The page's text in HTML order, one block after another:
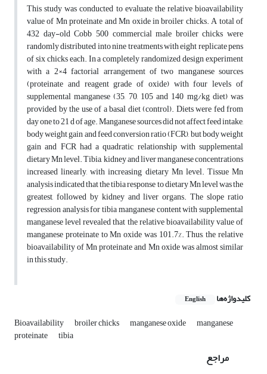
This study was conducted to evaluate the relative bioavailability
value of Mn proteinate and Mn oxide in broiler chicks. A total of
432 day-old Cobb 500 commercial male broiler chicks were
randomly distributed into nine treatments with eight replicate pens
of six chicks each. In a completely randomized design experiment
with a 2×4 factorial arrangement of two manganese sources
(proteinate and reagent grade of oxide) with four levels of
supplemental manganese (35, 70, 105 and 140 mg/kg diet) was
provided by the use of a basal diet (control). Diets were fed from
day one to 21 d of age. Manganese sources did not affect feed intake,
body weight gain and feed conversion ratio (FCR), but body weight
gain and FCR had a quadratic relationship with supplemental
dietary Mn level. Tibia, kidney and liver manganese concentrations
increased linearly, with increasing dietary Mn level. Tissue Mn
analysis indicated that the tibia response to dietary Mn level was the
greatest, followed by kidney and liver organs. The slope ratio
regression analysis for tibia manganese content with supplemental
manganese level revealed that the relative bioavailability value of
manganese proteinate to Mn oxide was 101.7%. Thus, the relative
bioavailability of Mn proteinate and Mn oxide was almost similar
in this study.
کلیدواژه‌ها English
Bioavailability broiler chicks manganese oxide manganese
proteinate tibia
مراجع